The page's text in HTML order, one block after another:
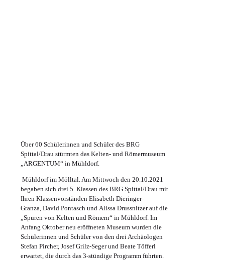
Über 60 Schülerinnen und Schüler des BRG
Spittal/Drau stürmten das Kelten- und Römermuseum
„ARGENTUM“ in Mühldorf.
Mühldorf im Mölltal. Am Mittwoch den 20.10.2021
begaben sich drei 5. Klassen des BRG Spittal/Drau mit
Ihren Klassenvorständen Elisabeth Dieringer-
Granza, David Pontasch und Alissa Drussnitzer auf die
„Spuren von Kelten und Römern“ in Mühldorf. Im
Anfang Oktober neu eröffneten Museum wurden die
Schülerinnen und Schüler von den drei Archäologen
Stefan Pircher, Josef Grilz-Seger und Beate Töfferl
erwartet, die durch das 3-stündige Programm führten.